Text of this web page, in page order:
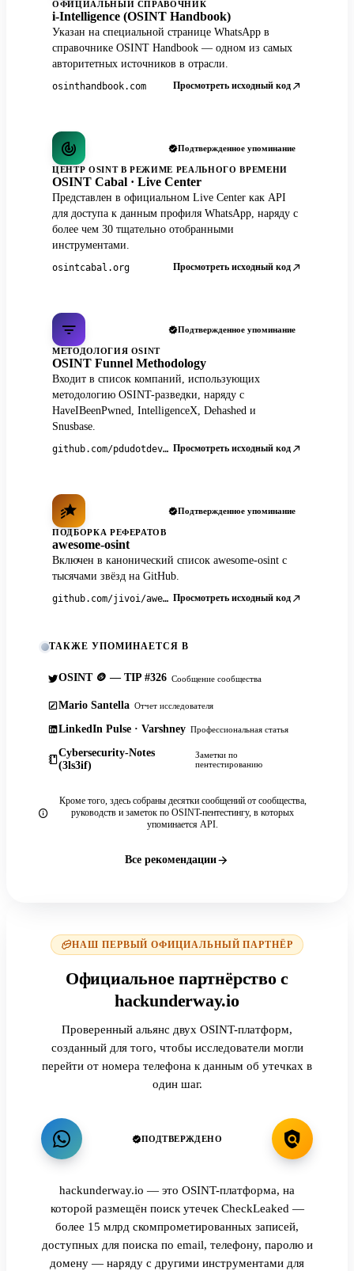
ОФИЦИАЛЬНЫЙ СПРАВОЧНИК
i-Intelligence (OSINT Handbook)
Указан на специальной странице WhatsApp в
справочнике OSINT Handbook — одном из самых
авторитетных источников в отрасли.
osinthandbook.com Просмотреть исходный код
Подтвержденное упоминание
ЦЕНТР OSINT В РЕЖИМЕ РЕАЛЬНОГО ВРЕМЕНИ
OSINT Cabal · Live Center
Представлен в официальном Live Center как API
для доступа к данным профиля WhatsApp, наряду с
более чем 30 тщательно отобранными
инструментами.
osintcabal.org Просмотреть исходный код
Подтвержденное упоминание
МЕТОДОЛОГИЯ OSINT
OSINT Funnel Methodology
Входит в список компаний, использующих
методологию OSINT-разведки, наряду с
HaveIBeenPwned, IntelligenceX, Dehashed и
Snusbase.
github.com/pdudotdev/ofm Просмотреть исходный код
Подтвержденное упоминание
ПОДБОРКА РЕФЕРАТОВ
awesome-osint
Включен в канонический список awesome-osint с
тысячами звёзд на GitHub.
github.com/jivoi/awesome-osint Просмотреть исходный код
ТАКЖЕ УПОМИНАЕТСЯ В
OSINT 🪙 — TIP #326 Сообщение сообщества
Mario Santella Отчет исследователя
LinkedIn Pulse · Varshney Профессиональная статья
Cybersecurity-Notes
(3ls3if)
Заметки по
пентестированию
Кроме того, здесь собраны десятки сообщений от сообщества,
руководств и заметок по OSINT-пентестингу, в которых
упоминается API.
Все рекомендации
НАШ ПЕРВЫЙ ОФИЦИАЛЬНЫЙ ПАРТНЁР
Официальное партнёрство с
hackunderway.io
Проверенный альянс двух OSINT-платформ,
созданный для того, чтобы исследователи могли
перейти от номера телефона к данным об утечках в
один шаг.
ПОДТВЕРЖДЕНО
hackunderway.io — это OSINT-платформа, на
которой размещён поиск утечек CheckLeaked —
более 15 млрд скомпрометированных записей,
доступных для поиска по email, телефону, паролю и
домену — наряду с другими инструментами для